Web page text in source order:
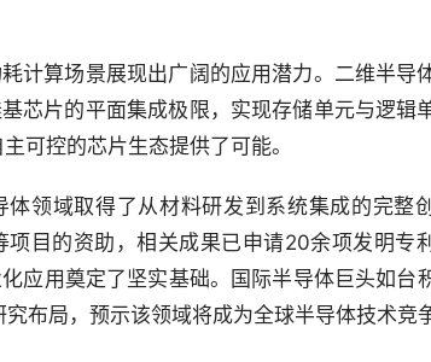
计算场景展现出广阔的应用潜力。二维半导
芯片的平面集成极限，实现存储单元与逻辑
可控的芯片生态提供了可能。
领域取得了从材料研发到系统集成的完整
目的资助，相关成果已申请20余项发明专
应用奠定了坚实基础。国际半导体巨头如台
布局，预示该领域将成为全球半导体技术竞